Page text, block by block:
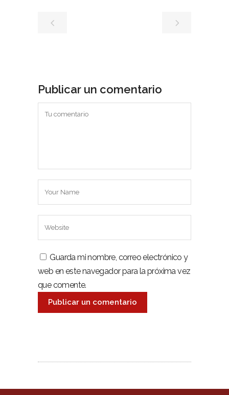
Publicar un comentario
Guarda mi nombre, correo electrónico y
web en este navegador para la próxima vez
que comente.